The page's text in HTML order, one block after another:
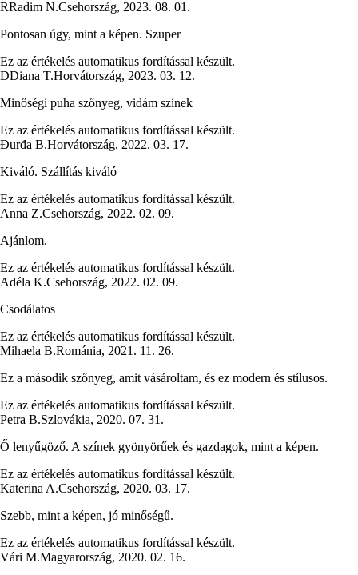
RRadim N.Csehország, 2023. 08. 01.
Pontosan úgy, mint a képen. Szuper
Ez az értékelés automatikus fordítással készült.
DDiana T.Horvátország, 2023. 03. 12.
Minőségi puha szőnyeg, vidám színek
Ez az értékelés automatikus fordítással készült.
Đurđa B.Horvátország, 2022. 03. 17.
Kiváló. Szállítás kiváló
Ez az értékelés automatikus fordítással készült.
Anna Z.Csehország, 2022. 02. 09.
Ajánlom.
Ez az értékelés automatikus fordítással készült.
Adéla K.Csehország, 2022. 02. 09.
Csodálatos
Ez az értékelés automatikus fordítással készült.
Mihaela B.Románia, 2021. 11. 26.
Ez a második szőnyeg, amit vásároltam, és ez modern és stílusos.
Ez az értékelés automatikus fordítással készült.
Petra B.Szlovákia, 2020. 07. 31.
Ő lenyűgöző. A színek gyönyörűek és gazdagok, mint a képen.
Ez az értékelés automatikus fordítással készült.
Katerina A.Csehország, 2020. 03. 17.
Szebb, mint a képen, jó minőségű.
Ez az értékelés automatikus fordítással készült.
Vári M.Magyarország, 2020. 02. 16.